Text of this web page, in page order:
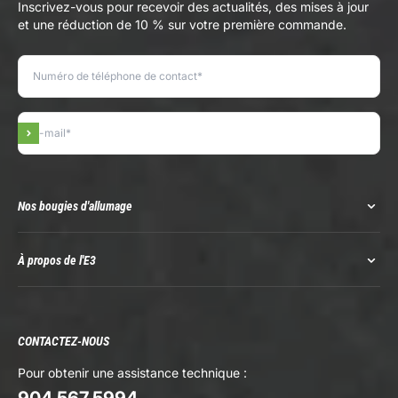
Inscrivez-vous pour recevoir des actualités, des mises à jour
et une réduction de 10 % sur votre première commande.
S'inscrire
Nos bougies d'allumage
À propos de l'E3
CONTACTEZ-NOUS
Pour obtenir une assistance technique :